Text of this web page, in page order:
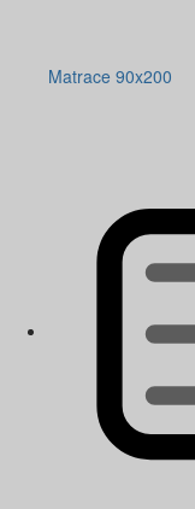
Matrace 90x200